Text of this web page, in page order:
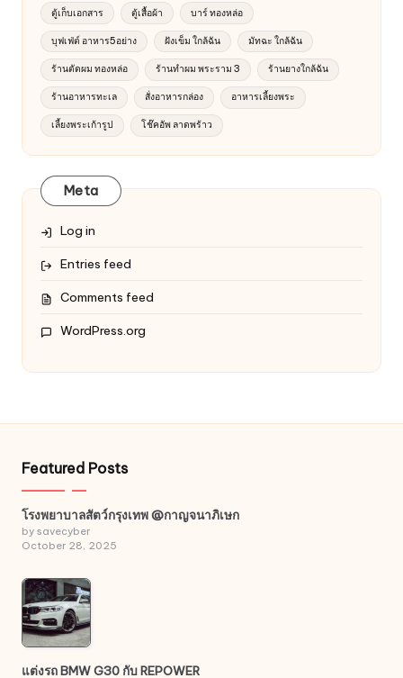
ตู้เก็บเอกสาร ตู้เสื้อผ้า บาร์ ทองหล่อ
บุฟเฟ่ต์ อาหาร5อย่าง ฝังเข็ม ใกล้ฉัน มัทฉะ ใกล้ฉัน
ร้านตัดผม ทองหล่อ ร้านทำผม พระราม 3 ร้านยางใกล้ฉัน
ร้านอาหารทะเล สั่งอาหารกล่อง อาหารเลี้ยงพระ
เลี้ยงพระเก้ารูป โช๊คอัพ ลาดพร้าว
Meta
Log in
Entries feed
Comments feed
WordPress.org
Featured Posts
โรงพยาบาลสัตว์กรุงเทพ @กาญจนาภิเษก
by savecyber
October 28, 2025
แต่งรถ BMW G30 กับ REPOWER